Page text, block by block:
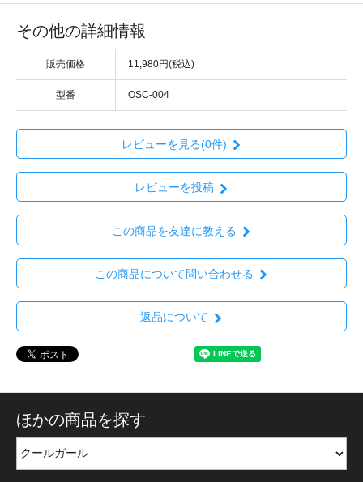
その他の詳細情報
販売価格 11,980円(税込)
型番 OSC-004
レビューを見る(0件)
レビューを投稿
この商品を友達に教える
この商品について問い合わせる
返品について
ほかの商品を探す